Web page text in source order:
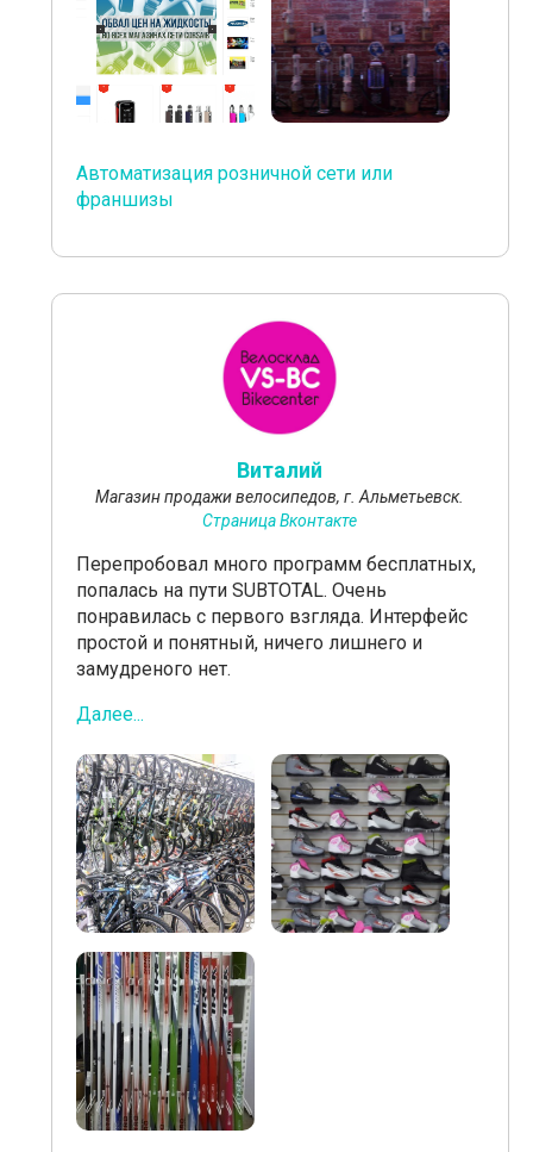
Автоматизация розничной сети или
франшизы
Виталий
Магазин продажи велосипедов, г. Альметьевск.
Страница Вконтакте
Перепробовал много программ бесплатных,
попалась на пути SUBTOTAL. Очень
понравилась с первого взгляда. Интерфейс
простой и понятный, ничего лишнего и
замудреного нет.
Далее...